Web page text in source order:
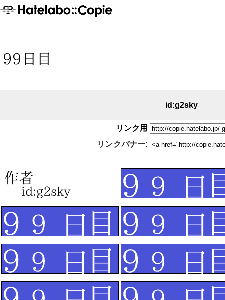
id:g2sky
リンク用
リンクバナー: